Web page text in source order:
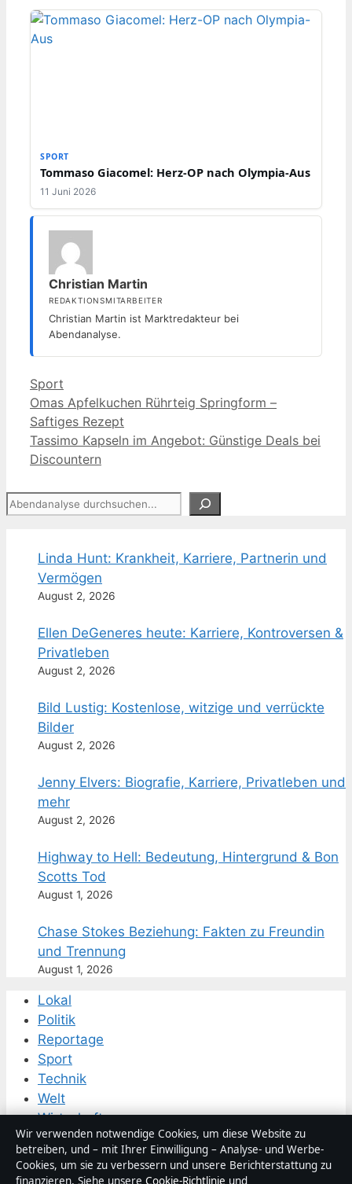
SPORT
Tommaso Giacomel: Herz-OP nach Olympia-Aus
11 Juni 2026
Christian Martin
REDAKTIONSMITARBEITER
Christian Martin ist Marktredakteur bei
Abendanalyse.
Kategorien
Sport
Omas Apfelkuchen Rührteig Springform –
Saftiges Rezept
Tassimo Kapseln im Angebot: Günstige Deals bei
Discountern
Suchen
Linda Hunt: Krankheit, Karriere, Partnerin und
Vermögen
August 2, 2026
Ellen DeGeneres heute: Karriere, Kontroversen &
Privatleben
August 2, 2026
Bild Lustig: Kostenlose, witzige und verrückte
Bilder
August 2, 2026
Jenny Elvers: Biografie, Karriere, Privatleben und
mehr
August 2, 2026
Highway to Hell: Bedeutung, Hintergrund & Bon
Scotts Tod
August 1, 2026
Chase Stokes Beziehung: Fakten zu Freundin
und Trennung
August 1, 2026
Lokal
Politik
Reportage
Sport
Technik
Welt
Wirtschaft
© 2026 Abendanalyse
Wir verwenden notwendige Cookies, um diese Website zu
betreiben, und – mit Ihrer Einwilligung – Analyse- und Werbe-
Cookies, um sie zu verbessern und unsere Berichterstattung zu
finanzieren. Siehe unsere Cookie-Richtlinie und